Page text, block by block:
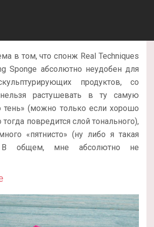
в том, что спонж Real Techniques
Sponge абсолютно неудобен для
продуктов, со
растушевать в ту самую
тень» (можно только если хорошо
тогда повредится слой тонального),
«пятнисто» (ну либо я такая
В общем, мне абсолютно не